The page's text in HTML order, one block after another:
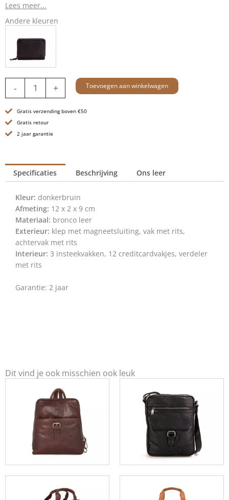
Lees meer...
Andere kleuren
-
RFID
-
Bo
-
+ Toevoegen aan winkelwagen
Gratis verzending boven €50
Gratis retour
2 jaar garantie
Specificaties Beschrijving Ons leer
Kleur: donkerbruin
Afmeting: 12 x 2 x 9 cm
Materiaal: bronco leer
Exterieur: klep met magneetsluiting, vak met rits,
achtervak met rits
Interieur: 3 insteekvakken, 12 creditcardvakjes, verdeler
met rits
Garantie: 2 jaar
Dit vind je ook misschien ook leuk